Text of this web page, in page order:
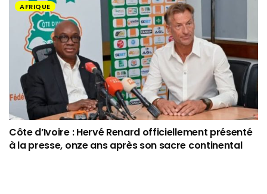
AFRIQUE
Côte d’Ivoire : Hervé Renard officiellement présenté
à la presse, onze ans après son sacre continental